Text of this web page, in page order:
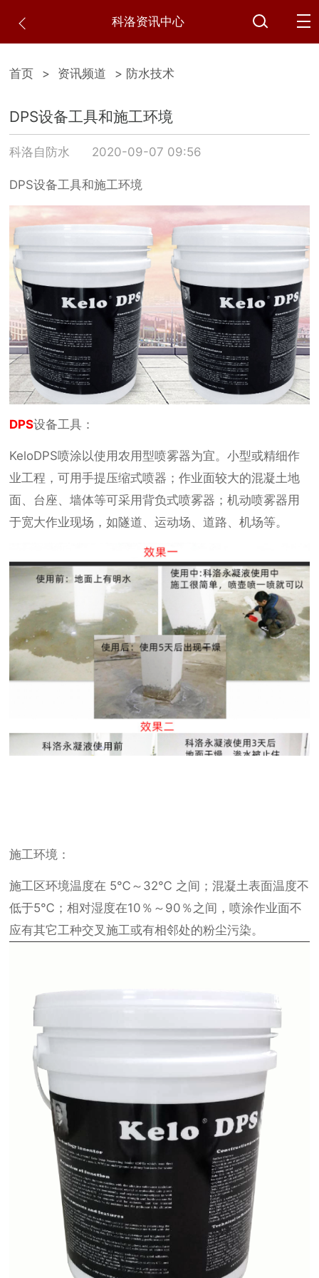
科洛资讯中心
首页 > 资讯频道 > 防水技术
DPS设备工具和施工环境
科洛自防水 2020-09-07 09:56
DPS设备工具和施工环境
DPS设备工具：
KeloDPS喷涂以使用农用型喷雾器为宜。小型或精细作
业工程，可用手提压缩式喷器；作业面较大的混凝土地
面、台座、墙体等可采用背负式喷雾器；机动喷雾器用
于宽大作业现场，如隧道、运动场、道路、机场等。
施工环境：
施工区环境温度在 5℃～32℃ 之间；混凝土表面温度不
低于5℃；相对湿度在10％～90％之间，喷涂作业面不
应有其它工种交叉施工或有相邻处的粉尘污染。